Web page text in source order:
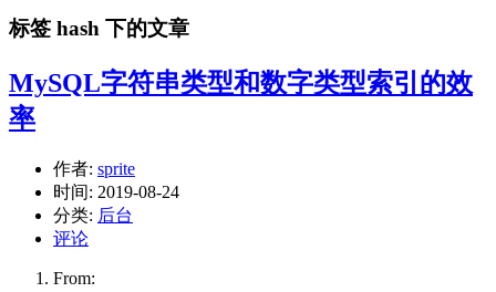
标签 hash 下的文章
MySQL字符串类型和数字类型索引的效
率
作者: sprite
时间: 2019-08-24
分类: 后台
评论
From: